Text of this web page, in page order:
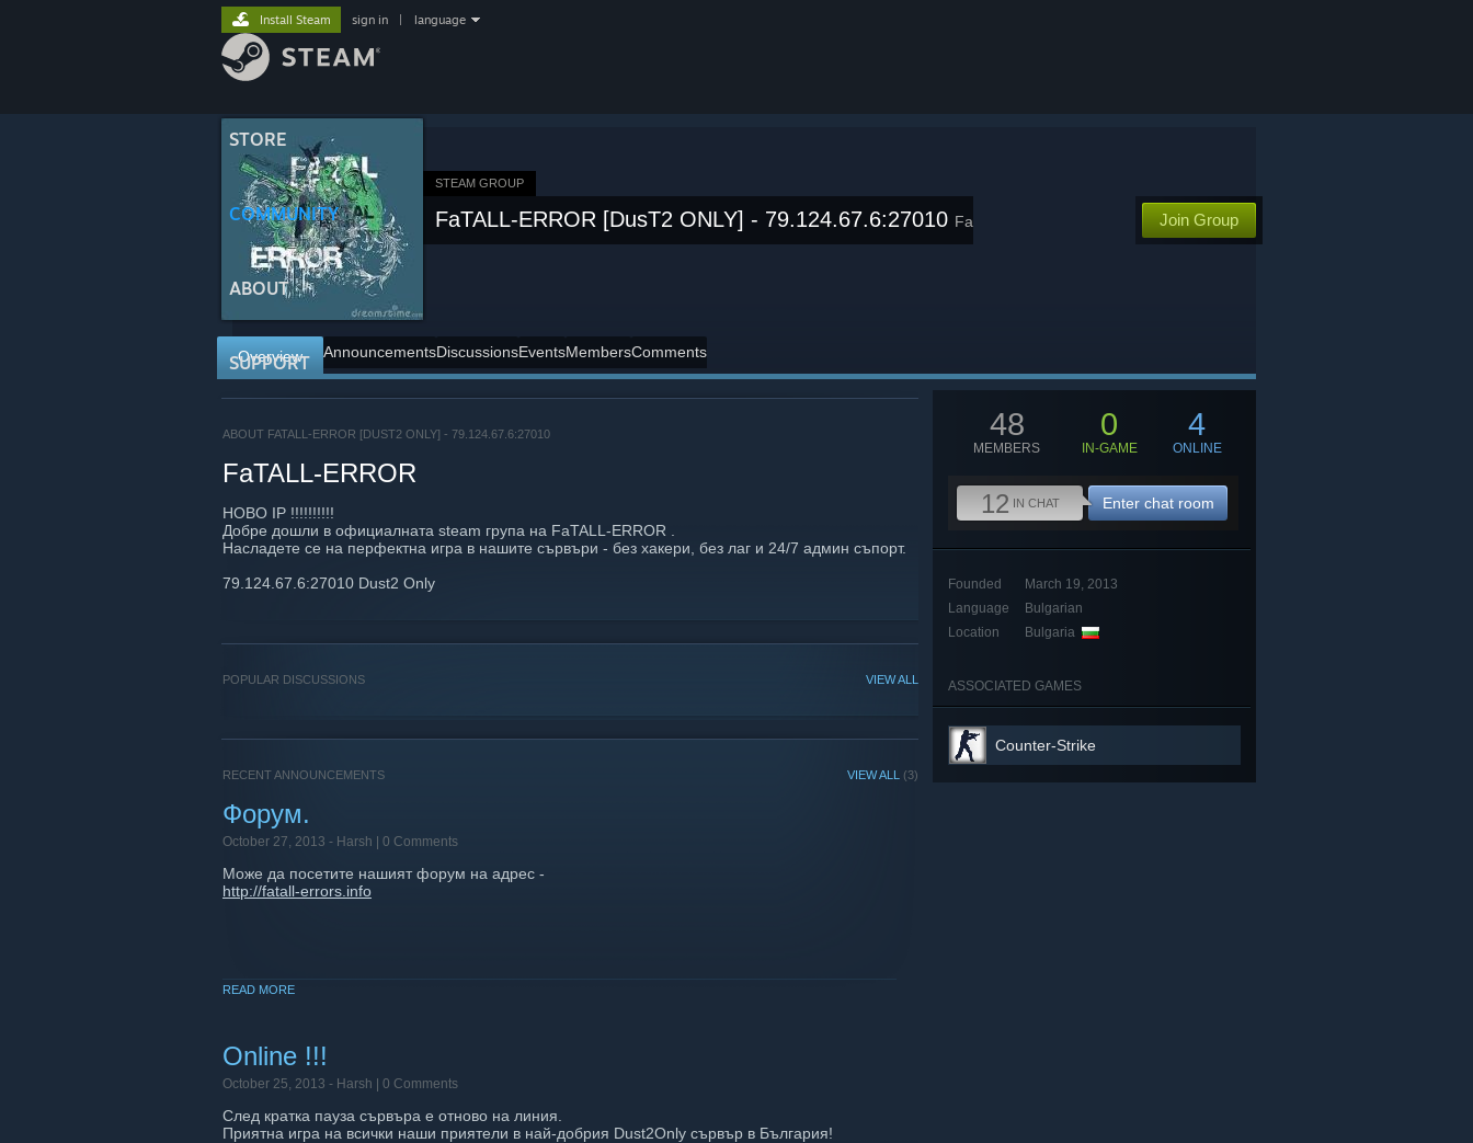
STORE
COMMUNITY
ABOUT
SUPPORT
Install Steam sign in language
STEAM GROUP
FaTALL-ERROR [DusT2 ONLY] - 79.124.67.6:27010 FaTALL-ERROR Join Group
Overview AnnouncementsDiscussionsEventsMembersComments
ABOUT FATALL-ERROR [DUST2 ONLY] - 79.124.67.6:27010
FaTALL-ERROR
НОВО IP !!!!!!!!!!
Добре дошли в официалната steam група на FaTALL-ERROR .
Насладете се на перфектна игра в нашите сървъри - без хакери, без лаг и 24/7 админ съпорт.
79.124.67.6:27010 Dust2 Only
VIEW ALL
POPULAR DISCUSSIONS
VIEW ALL (3)
RECENT ANNOUNCEMENTS
Форум.
October 27, 2013 - Harsh | 0 Comments
Може да посетите нашият форум на адрес -
http://fatall-errors.info
READ MORE
Online !!!
October 25, 2013 - Harsh | 0 Comments
След кратка пауза сървъра е отново на линия.
Приятна игра на всички наши приятели в най-добрия Dust2Only сървър в България!
48
MEMBERS
0
IN-GAME
4
ONLINE
12 IN CHAT Enter chat room
Founded
March 19, 2013
Language
Bulgarian
Location
Bulgaria
ASSOCIATED GAMES
Counter-Strike